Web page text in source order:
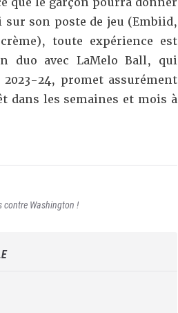
contre Washington !
sur son poste de jeu (Embiid,
toute expérience est
duo avec LaMelo Ball, qui
24, promet assurément
dans les semaines et mois à